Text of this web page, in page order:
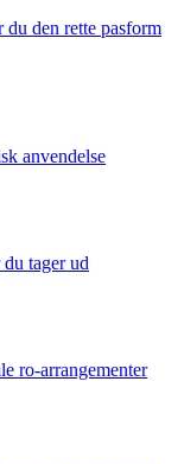
den rette pasform
anvendelse
tager ud
ro-arrangementer